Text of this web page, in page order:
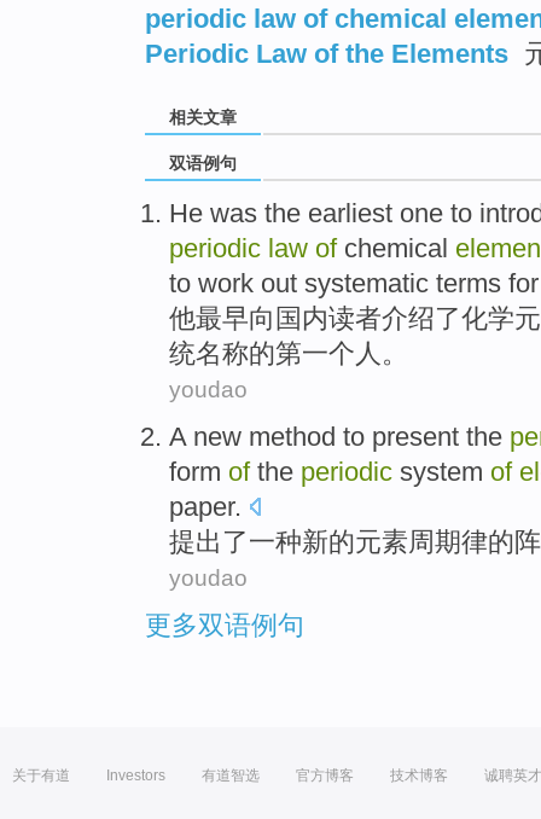
periodic law of chemical
Periodic Law of the Elements
相关文章
双语例句
He was the earliest one to
periodic law of chemical
to work out systematic terms
他最早向 国内读者介绍了化学
统名称的第一个人 。
youdao
A new method to present the
form ofthe periodic system of
paper.
提出 了一种新的元素周期律的
youdao
更多双语例句
关于有道 Investors 有道智选 官方博客 技术博客 诚聘英才